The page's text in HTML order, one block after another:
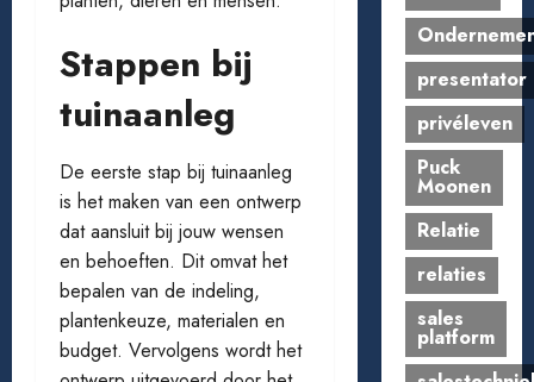
Stappen bij
tuinaanleg
De eerste stap bij tuinaanleg
is het maken van een ontwerp
dat aansluit bij jouw wensen
en behoeften. Dit omvat het
bepalen van de indeling,
plantenkeuze, materialen en
budget. Vervolgens wordt het
presentator
privéleven
Puck
Moonen
Relatie
relaties
sales
platform